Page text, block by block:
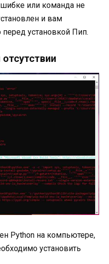
или команда не
и вам
перед установкой Пип.
Python на компьютере,
установить